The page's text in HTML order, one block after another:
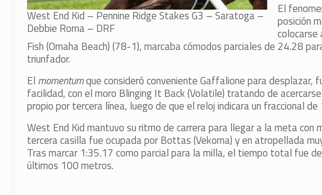
West End Kid – Pennine Ridge Stakes G3 – Saratoga –
Debbie Roma – DRF
El
posición
colocarse
Fish (Omaha Beach) (78-1), marcaba cómodos parciales de 24.28
triunfador.
El momentumque consideró conveniente Gaffalione para desplazar,
facilidad, con el moro Blinging It Back (Volatile) tratando de
propio por tercera línea, luego de que el reloj indicara un fraccional
West End Kid mantuvo su ritmo de carrera para llegar a la meta
tercera casilla fue ocupada por Bottas (Vekoma) y en atropellada
Tras marcar 1:35.17 como parcial para la milla, el tiempo total fue
últimos 100 metros.